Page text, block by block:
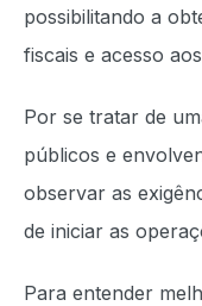
possibilitando a
fiscais e acesso
Por se tratar de
públicos e
observar as
de iniciar as
Para entender